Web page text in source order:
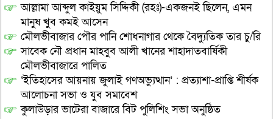
আল্লামা আব্দুল কাইয়ুম সিদ্দিকী (রহঃ)-একজনই ছিলেন, এমন
মানুষ খুব কমই আসেন
মৌলভীবাজার পৌর পানি শোধনাগার থেকে বৈদ্যুতিক তার চু/রি
সাবেক নৌ প্রধান মাহবুব আলী খানের শাহাদাতবার্ষিকী
মৌলভীবাজারে পালিত
‘ইতিহাসের আয়নায় জুলাই গণঅভ্যুত্থান’ : প্রত্যাশা-প্রাপ্তি শীর্ষক
আলোচনা সভা ও যুব সমাবেশ
কুলাউড়ার ভাটেরা বাজারে বিট পুলিশিং সভা অনুষ্ঠিত